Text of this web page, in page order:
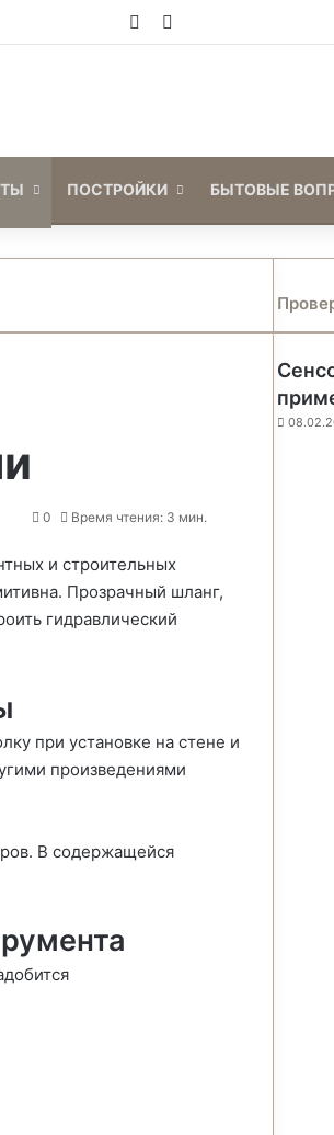
Войти
ПОСТРОЙКИ БЫТОВЫЕ
0 Время чтения: 3 мин.
и строительных
Прозрачный шланг,
гидравлический
при установке на стене и
произведениями
В содержащейся